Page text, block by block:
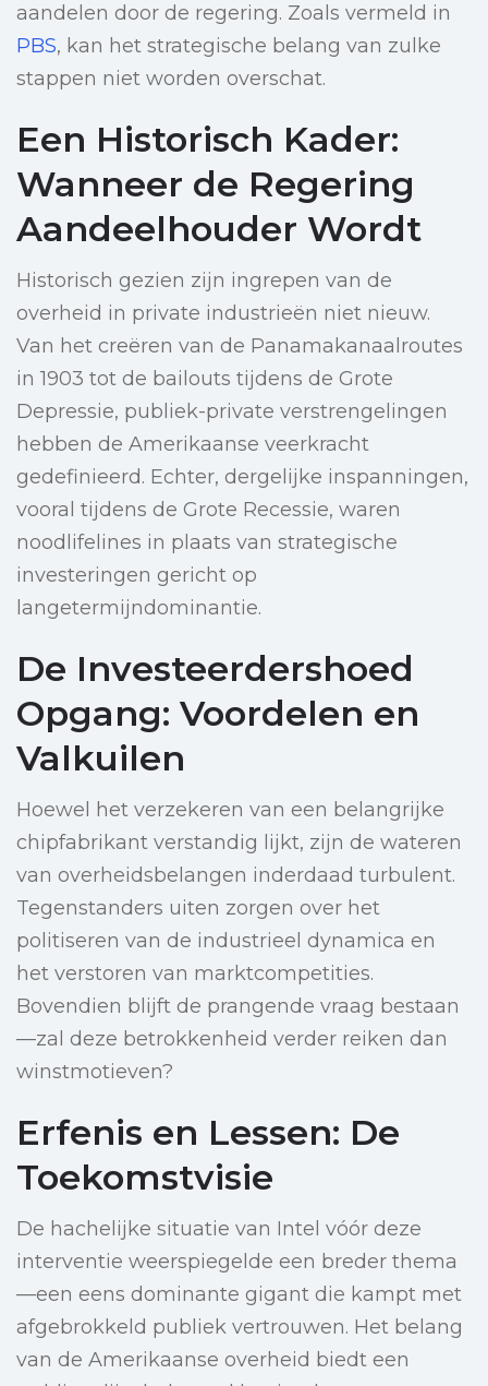
aandelen door de regering. Zoals vermeld in
PBS, kan het strategische belang van zulke
stappen niet worden overschat.
Een Historisch Kader:
Wanneer de Regering
Aandeelhouder Wordt
Historisch gezien zijn ingrepen van de
overheid in private industrieën niet nieuw.
Van het creëren van de Panamakanaalroutes
in 1903 tot de bailouts tijdens de Grote
Depressie, publiek-private verstrengelingen
hebben de Amerikaanse veerkracht
gedefinieerd. Echter, dergelijke inspanningen,
vooral tijdens de Grote Recessie, waren
noodlifelines in plaats van strategische
investeringen gericht op
langetermijndominantie.
De Investeerdershoed
Opgang: Voordelen en
Valkuilen
Hoewel het verzekeren van een belangrijke
chipfabrikant verstandig lijkt, zijn de wateren
van overheidsbelangen inderdaad turbulent.
Tegenstanders uiten zorgen over het
politiseren van de industrieel dynamica en
het verstoren van marktcompetities.
Bovendien blijft de prangende vraag bestaan
—zal deze betrokkenheid verder reiken dan
winstmotieven?
Erfenis en Lessen: De
Toekomstvisie
De hachelijke situatie van Intel vóór deze
interventie weerspiegelde een breder thema
—een eens dominante gigant die kampt met
afgebrokkeld publiek vertrouwen. Het belang
van de Amerikaanse overheid biedt een